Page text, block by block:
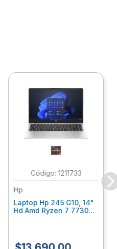
: 1211733
Hp
Laptop Hp 245 G10, 14"
Hd Amd Ryzen 7 7730U